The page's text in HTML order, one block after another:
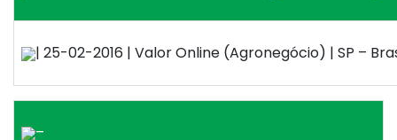
| 25-02-2016 | Valor Online (Agronegócio) | SP –
–